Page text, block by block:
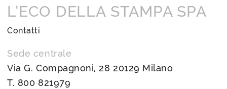
L’ECO DELLA STAMPA SPA
Contatti
Sede centrale
Via G. Compagnoni, 28 20129 Milano
T. 800 821979